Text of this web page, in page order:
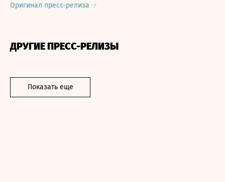
Оригинал пресс-релиза
ДРУГИЕ ПРЕСС-РЕЛИЗЫ
Показать еще